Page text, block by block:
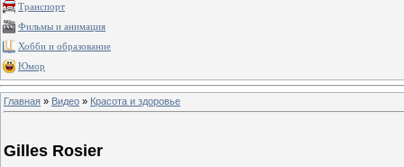
Транспорт
Фильмы и анимация
Хобби и образование
Юмор
Главная » Видео » Красота и здоровье
Gilles Rosier